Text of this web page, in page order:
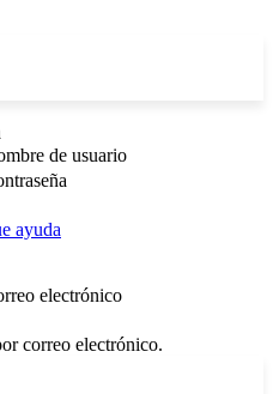
de usuario
ayuda
electrónico
correo electrónico.